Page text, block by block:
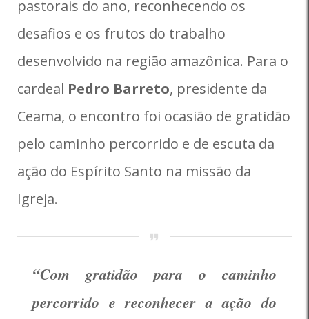
pastorais do ano, reconhecendo os
desafios e os frutos do trabalho
desenvolvido na região amazônica. Para o
cardeal Pedro Barreto, presidente da
Ceama, o encontro foi ocasião de gratidão
pelo caminho percorrido e de escuta da
ação do Espírito Santo na missão da
Igreja.
“Com gratidão para o caminho
percorrido e reconhecer a ação do